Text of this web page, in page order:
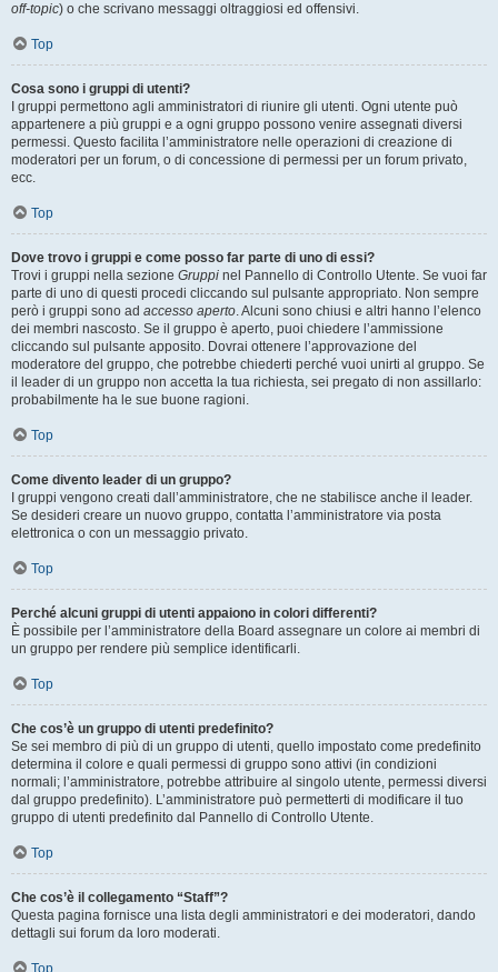
off-topic) o che scrivano messaggi oltraggiosi ed offensivi.
Top
Cosa sono i gruppi di utenti?
I gruppi permettono agli amministratori di riunire gli utenti. Ogni utente può
appartenere a più gruppi e a ogni gruppo possono venire assegnati diversi
permessi. Questo facilita l’amministratore nelle operazioni di creazione di
moderatori per un forum, o di concessione di permessi per un forum privato,
ecc.
Top
Dove trovo i gruppi e come posso far parte di uno di essi?
Trovi i gruppi nella sezione Gruppi nel Pannello di Controllo Utente. Se vuoi far
parte di uno di questi procedi cliccando sul pulsante appropriato. Non sempre
però i gruppi sono ad accesso aperto. Alcuni sono chiusi e altri hanno l’elenco
dei membri nascosto. Se il gruppo è aperto, puoi chiedere l’ammissione
cliccando sul pulsante apposito. Dovrai ottenere l’approvazione del
moderatore del gruppo, che potrebbe chiederti perché vuoi unirti al gruppo. Se
il leader di un gruppo non accetta la tua richiesta, sei pregato di non assillarlo:
probabilmente ha le sue buone ragioni.
Top
Come divento leader di un gruppo?
I gruppi vengono creati dall’amministratore, che ne stabilisce anche il leader.
Se desideri creare un nuovo gruppo, contatta l’amministratore via posta
elettronica o con un messaggio privato.
Top
Perché alcuni gruppi di utenti appaiono in colori differenti?
È possibile per l’amministratore della Board assegnare un colore ai membri di
un gruppo per rendere più semplice identificarli.
Top
Che cos’è un gruppo di utenti predefinito?
Se sei membro di più di un gruppo di utenti, quello impostato come predefinito
determina il colore e quali permessi di gruppo sono attivi (in condizioni
normali; l’amministratore, potrebbe attribuire al singolo utente, permessi diversi
dal gruppo predefinito). L’amministratore può permetterti di modificare il tuo
gruppo di utenti predefinito dal Pannello di Controllo Utente.
Top
Che cos’è il collegamento “Staff”?
Questa pagina fornisce una lista degli amministratori e dei moderatori, dando
dettagli sui forum da loro moderati.
Top